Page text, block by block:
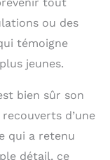
la
motrice
et
jeux
𝐦𝐚𝐢𝐧 𝐚𝐯𝐞𝐜
ou des
témoigne
jeunes.
bien sûr son
d’une
qui a retenu
détail, ce